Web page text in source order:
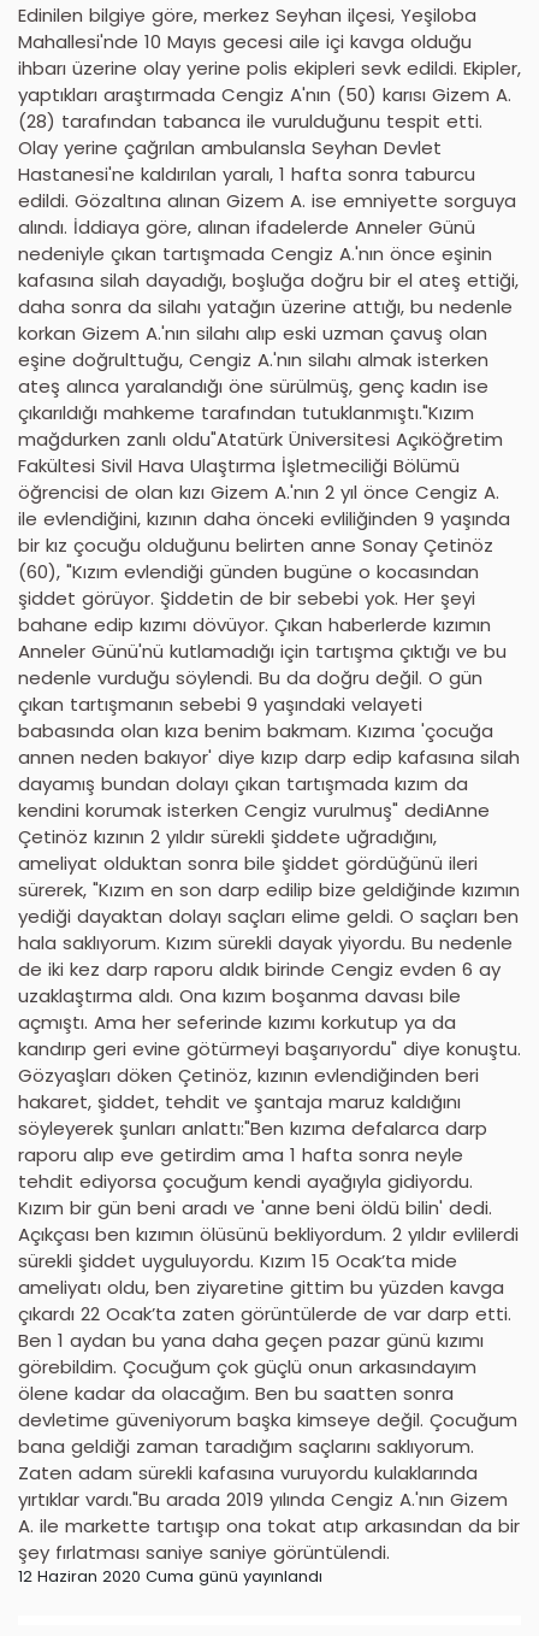
Edinilen bilgiye göre, merkez Seyhan ilçesi, Yeşiloba
Mahallesi'nde 10 Mayıs gecesi aile içi kavga olduğu
ihbarı üzerine olay yerine polis ekipleri sevk edildi. Ekipler,
yaptıkları araştırmada Cengiz A'nın (50) karısı Gizem A.
(28) tarafından tabanca ile vurulduğunu tespit etti.
Olay yerine çağrılan ambulansla Seyhan Devlet
Hastanesi'ne kaldırılan yaralı, 1 hafta sonra taburcu
edildi. Gözaltına alınan Gizem A. ise emniyette sorguya
alındı. İddiaya göre, alınan ifadelerde Anneler Günü
nedeniyle çıkan tartışmada Cengiz A.'nın önce eşinin
kafasına silah dayadığı, boşluğa doğru bir el ateş ettiği,
daha sonra da silahı yatağın üzerine attığı, bu nedenle
korkan Gizem A.'nın silahı alıp eski uzman çavuş olan
eşine doğrulttuğu, Cengiz A.'nın silahı almak isterken
ateş alınca yaralandığı öne sürülmüş, genç kadın ise
çıkarıldığı mahkeme tarafından tutuklanmıştı."Kızım
mağdurken zanlı oldu"Atatürk Üniversitesi Açıköğretim
Fakültesi Sivil Hava Ulaştırma İşletmeciliği Bölümü
öğrencisi de olan kızı Gizem A.'nın 2 yıl önce Cengiz A.
ile evlendiğini, kızının daha önceki evliliğinden 9 yaşında
bir kız çocuğu olduğunu belirten anne Sonay Çetinöz
(60), "Kızım evlendiği günden bugüne o kocasından
şiddet görüyor. Şiddetin de bir sebebi yok. Her şeyi
bahane edip kızımı dövüyor. Çıkan haberlerde kızımın
Anneler Günü'nü kutlamadığı için tartışma çıktığı ve bu
nedenle vurduğu söylendi. Bu da doğru değil. O gün
çıkan tartışmanın sebebi 9 yaşındaki velayeti
babasında olan kıza benim bakmam. Kızıma 'çocuğa
annen neden bakıyor' diye kızıp darp edip kafasına silah
dayamış bundan dolayı çıkan tartışmada kızım da
kendini korumak isterken Cengiz vurulmuş" dediAnne
Çetinöz kızının 2 yıldır sürekli şiddete uğradığını,
ameliyat olduktan sonra bile şiddet gördüğünü ileri
sürerek, "Kızım en son darp edilip bize geldiğinde kızımın
yediği dayaktan dolayı saçları elime geldi. O saçları ben
hala saklıyorum. Kızım sürekli dayak yiyordu. Bu nedenle
de iki kez darp raporu aldık birinde Cengiz evden 6 ay
uzaklaştırma aldı. Ona kızım boşanma davası bile
açmıştı. Ama her seferinde kızımı korkutup ya da
kandırıp geri evine götürmeyi başarıyordu" diye konuştu.
Gözyaşları döken Çetinöz, kızının evlendiğinden beri
hakaret, şiddet, tehdit ve şantaja maruz kaldığını
söyleyerek şunları anlattı:"Ben kızıma defalarca darp
raporu alıp eve getirdim ama 1 hafta sonra neyle
tehdit ediyorsa çocuğum kendi ayağıyla gidiyordu.
Kızım bir gün beni aradı ve 'anne beni öldü bilin' dedi.
Açıkçası ben kızımın ölüsünü bekliyordum. 2 yıldır evlilerdi
sürekli şiddet uyguluyordu. Kızım 15 Ocak’ta mide
ameliyatı oldu, ben ziyaretine gittim bu yüzden kavga
çıkardı 22 Ocak’ta zaten görüntülerde de var darp etti.
Ben 1 aydan bu yana daha geçen pazar günü kızımı
görebildim. Çocuğum çok güçlü onun arkasındayım
ölene kadar da olacağım. Ben bu saatten sonra
devletime güveniyorum başka kimseye değil. Çocuğum
bana geldiği zaman taradığım saçlarını saklıyorum.
Zaten adam sürekli kafasına vuruyordu kulaklarında
yırtıklar vardı."Bu arada 2019 yılında Cengiz A.'nın Gizem
A. ile markette tartışıp ona tokat atıp arkasından da bir
şey fırlatması saniye saniye görüntülendi.
12 Haziran 2020 Cuma günü yayınlandı